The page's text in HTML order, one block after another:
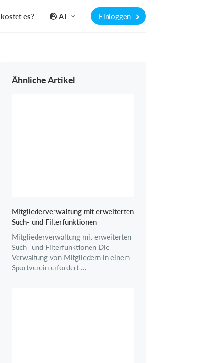
es? AT Einloggen
Ähnliche Artikel
Mitgliederverwaltung mit erweiterten
Such- und Filterfunktionen
Mitgliederverwaltung mit erweiterten
Such- und Filterfunktionen Die
Verwaltung von Mitgliedern in einem
Sportverein erfordert ...